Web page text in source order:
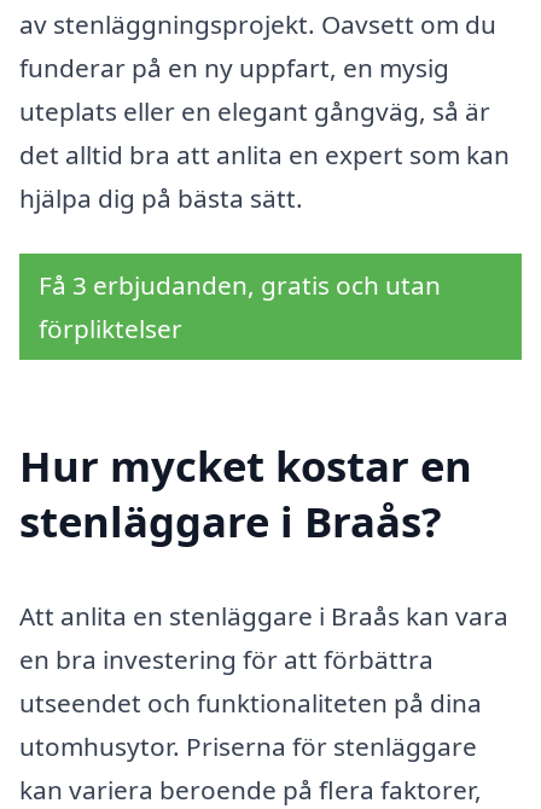
av stenläggningsprojekt. Oavsett om du
funderar på en ny uppfart, en mysig
uteplats eller en elegant gångväg, så är
det alltid bra att anlita en expert som kan
hjälpa dig på bästa sätt.
Få 3 erbjudanden, gratis och utan
förpliktelser
Hur mycket kostar en
stenläggare i Braås?
Att anlita en stenläggare i Braås kan vara
en bra investering för att förbättra
utseendet och funktionaliteten på dina
utomhusytor. Priserna för stenläggare
kan variera beroende på flera faktorer,